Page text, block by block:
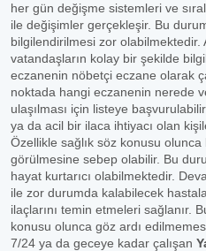
her gün değişme sistemleri ve
ile değişimler gerçekleşir. Bu
bilgilendirilmesi zor
vatandaşların kolay bir şekilde
eczanenin nöbetçi eczane olarak
noktada hangi eczanenin nerede
ulaşılması için listeye
ya da acil bir ilaca ihtiyacı olan
Özellikle sağlık söz konusu
görülmesine sebep olabilir. Bu
hayat kurtarıcı olabilmektedir.
ile zor durumda kalabilecek
ilaçlarını temin etmeleri sağlanır.
konusu olunca göz ardı
7/24 ya da geceye kadar çalışan